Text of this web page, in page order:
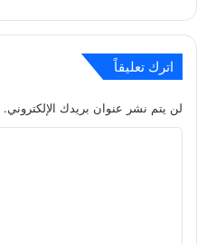
اترك تعليقاً
لن يتم نشر عنوان بريدك الإلكتروني.